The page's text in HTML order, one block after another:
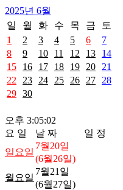
2025년 6월
일
월 화 수 목 금
토
1
2 3 4 5 6
7
8
9 10 11 12 13
14
15
16 17 18 19 20
21
22
23 24 25 26 27
28
29 30
오후 3:05:02
요 일
날 짜
일 정
일요일
7월20일
(6월26일)
월요일
7월21일
(6월27일)